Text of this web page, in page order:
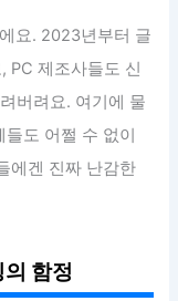
요. 2023년부터 글
PC 제조사들도 신
버려요. 여기에 물
도 어쩔 수 없이
에겐 진짜 난감한
함정